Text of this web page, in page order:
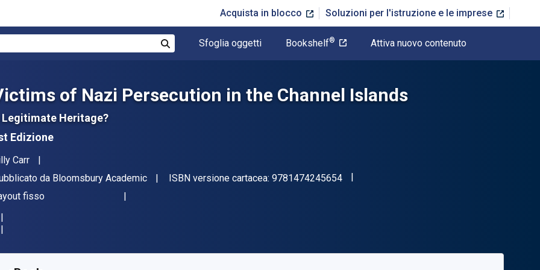
Acquista in blocco Soluzioni per l'istruzione e le imprese
Sfoglia oggetti Bookshelf® Attiva nuovo contenuto
of Nazi Persecution in the Channel Islands
Legitimate Heritage?
Edizione
Carr
da Bloomsbury Academic ISBN versione cartacea: 9781474245654"ISBN-13 9781474245654"
fisso